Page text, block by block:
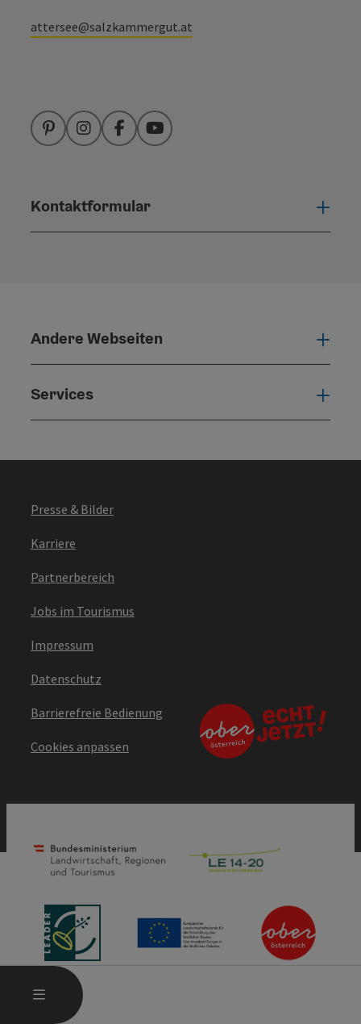
MENÜ
attersee@salzkammergut.at
PinterestInstagramFacebookYouTube
Kontaktformular
Andere Webseiten
Services
Presse & Bilder
Karriere
Partnerbereich
Jobs im Tourismus
Impressum
Datenschutz
Barrierefreie Bedienung
Cookies anpassen